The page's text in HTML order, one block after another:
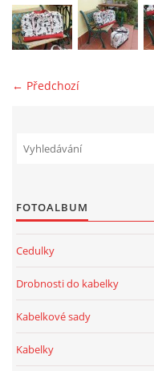
← Předchozí
FOTOALBUM
Cedulky
Drobnosti do kabelky
Kabelkové sady
Kabelky